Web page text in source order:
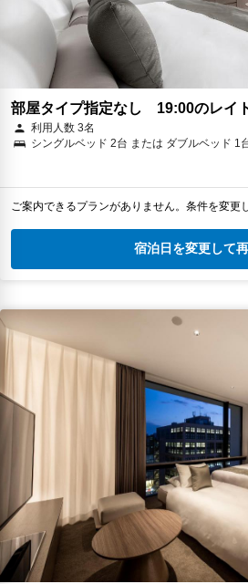
部屋タイプ指定なし 19:00のレイ
利用人数 3名
シングルベッド 2台 または ダブルベッド 1
ご案内できるプランがありません。条件を変更
宿泊日を変更して